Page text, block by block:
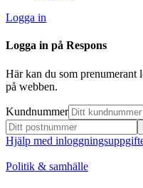
Logga in
Logga in på Respons
Här kan du som prenumerant
på webben.
Kundnummer
Hjälp med
Politik & samhälle